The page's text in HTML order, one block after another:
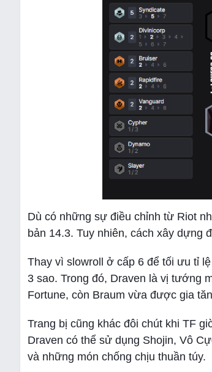
Dù có những sự điều chỉnh từ Riot
bản 14.3. Tuy nhiên, cách xây dựng
Thay vì slowroll ở cấp 6 để tối ưu tỉ
3 sao. Trong đó, Draven là vị tướng
Fortune, còn Braum vừa được gia
Trang bị cũng khác đôi chút khi TF
Draven có thể sử dụng Shojin, Vô
và những món chống chịu thuần túy.